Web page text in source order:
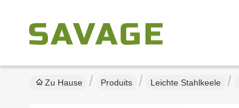
Zu Hause Produits Leichte Stahlkeele